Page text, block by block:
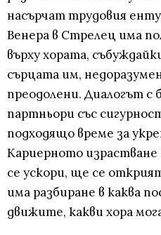
насърчат трудовия
Венера в Стрелец има
върху хората,
сърцата им,
преодолени. Диалогът с
партньори със
подходящо време за
Кариерното
се ускори, ще се
има разбиране в каква
движите, какви хора